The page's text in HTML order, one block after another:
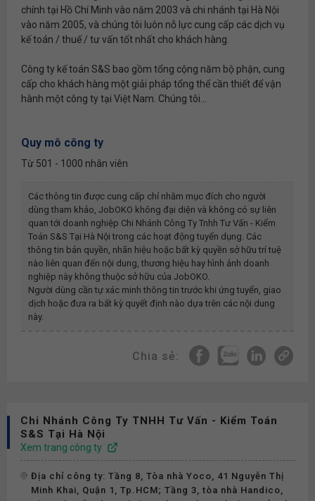
chính tại Hồ Chí Minh vào năm 2003 và chi nhánh tại Hà Nội
vào năm 2005, và chúng tôi luôn nỗ lực cung cấp các dịch vụ
kế toán / thuế / tư vấn tốt nhất cho khách hàng.
Công ty kế toán S&S bao gồm tổng cộng năm bộ phận, cung
cấp cho khách hàng một giải pháp tổng thể cần thiết để vận
hành một công ty tại Việt Nam. Chúng tôi...
Quy mô công ty
Từ 501 - 1000 nhân viên
Các thông tin được cung cấp chỉ nhằm mục đích cho người
dùng tham khảo, JobOKO không đại diện và không có sự liên
quan tới doanh nghiệp Chi Nhánh Công Ty Tnhh Tư Vấn - Kiểm
Toán S&s Tại Hà Nội trong các hoạt động tuyển dụng. Các
thông tin bản quyền, nhãn hiệu hoặc bất kỳ quyền sở hữu trí tuệ
nào liên quan đến nội dung, thương hiệu hay hình ảnh doanh
nghiệp này không thuộc sở hữu của JobOKO.
Người dùng cần tự xác minh thông tin trước khi ứng tuyển, giao
dịch hoặc đưa ra bất kỳ quyết định nào dựa trên các nội dung
này.
Chia sẻ:
Chi Nhánh Công Ty TNHH Tư Vấn - Kiểm Toán
S&S Tại Hà Nội
Xem trang công ty
Địa chỉ công ty: Tầng 8, Tòa nhà Yoco, 41 Nguyễn Thị
Minh Khai, Quận 1, Tp.HCM; Tầng 3, tòa nhà Handico,